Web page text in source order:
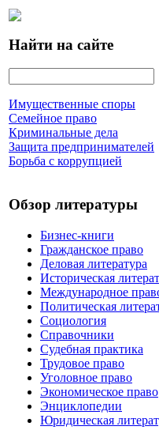
Найти на сайте
Имущественные споры
Семейное право
Криминальные дела
Защита предпринимателей
Борьба с коррупцией
Обзор литературы
Бизнес-книги
Гражданское право
Деловая литература
Историческая
Международное
Политическая
Социология
Справочники
Судебная практика
Трудовое право
Уголовное право
Экономическое право
Энциклопедии
Юридическая